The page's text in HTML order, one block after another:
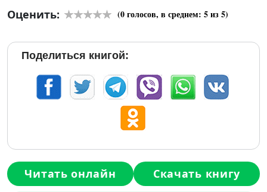
Оценить:
(0голосов, в среднем: 5из 5)
Поделиться книгой:
Читать онлайн Скачать книгу